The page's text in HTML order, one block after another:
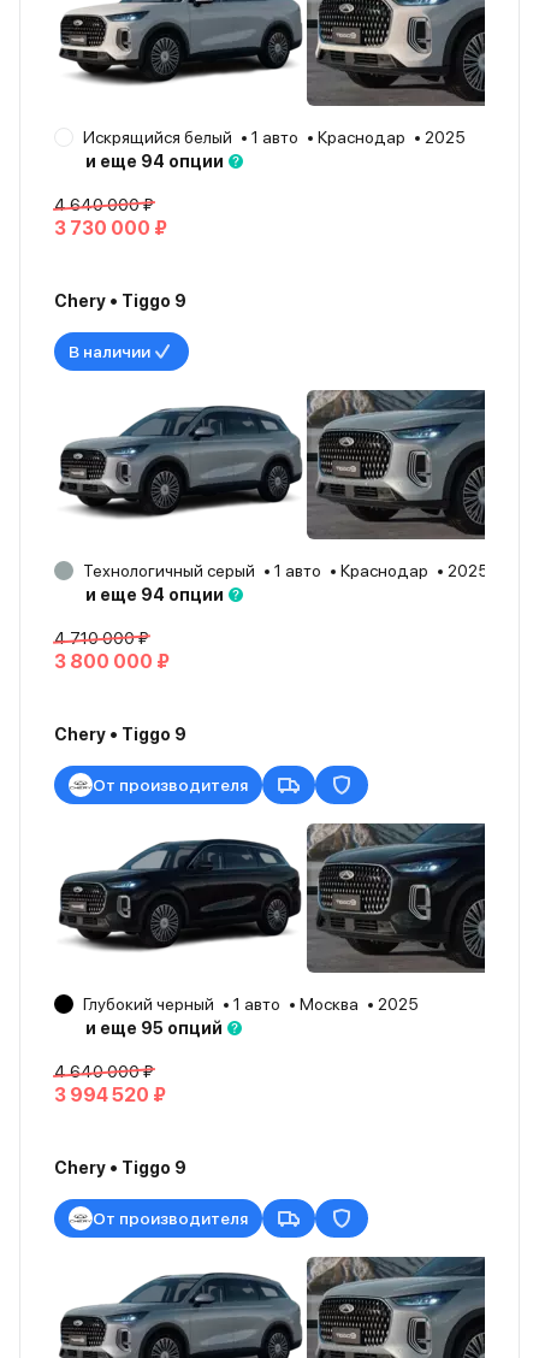
Искрящийся белый 1 авто Краснодар
2025
и еще 94 опции
4 640 000 ₽
3 730 000 ₽
Chery • Tiggo 9
В наличии
Технологичный серый 1 авто Краснодар
2025
и еще 94 опции
4 710 000 ₽
3 800 000 ₽
Chery • Tiggo 9
От производителя
Глубокий черный 1 авто Москва
2025
и еще 95 опций
4 640 000 ₽
3 994 520 ₽
Chery • Tiggo 9
От производителя